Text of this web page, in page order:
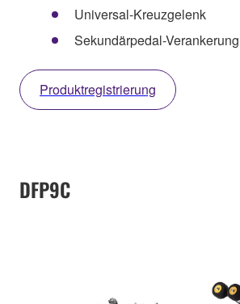
Universal-Kreuzgelenk
Sekundärpedal-Verankerung
Produktregistrierung
DFP9C